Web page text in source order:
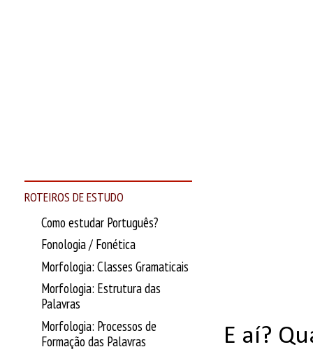
E aí?
ROTEIROS DE ESTUDO
Como estudar Português?
Fonologia / Fonética
Morfologia: Classes Gramaticais
Morfologia: Estrutura das
Palavras
Morfologia: Processos de
Formação das Palavras